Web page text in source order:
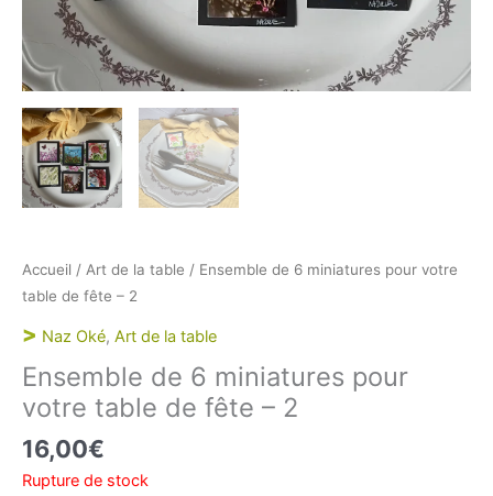
Accueil / Art de la table / Ensemble de 6 miniatures pour votre
table de fête – 2
> Naz Oké, Art de la table
Ensemble de 6 miniatures pour
votre table de fête – 2
16,00€
Rupture de stock